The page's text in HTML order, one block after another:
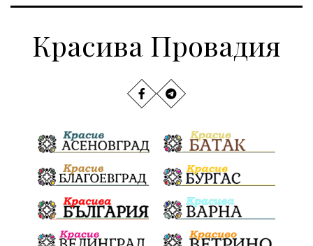
Красива Провадия